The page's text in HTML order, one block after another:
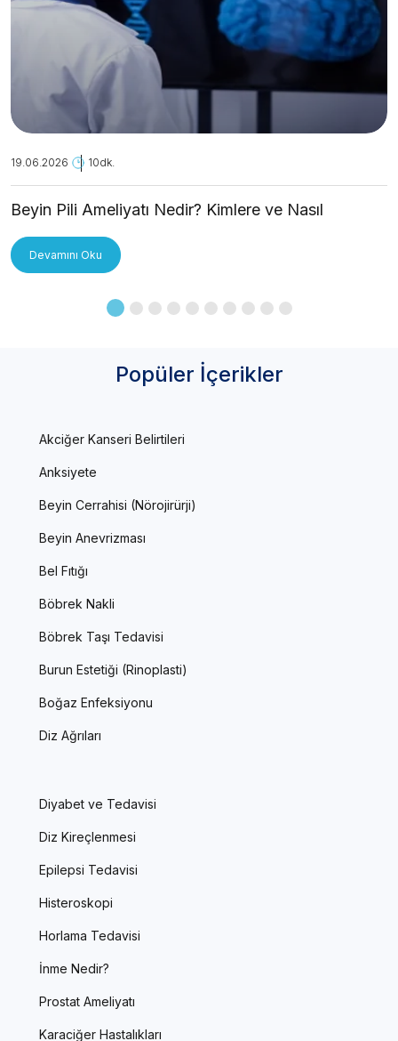
19.06.2026 10dk.
Beyin Pili Ameliyatı Nedir? Kimlere ve Nasıl
Devamını Oku
Popüler İçerikler
Akciğer Kanseri Belirtileri
Anksiyete
Beyin Cerrahisi (Nörojirürji)
Beyin Anevrizması
Bel Fıtığı
Böbrek Nakli
Böbrek Taşı Tedavisi
Burun Estetiği (Rinoplasti)
Boğaz Enfeksiyonu
Diz Ağrıları
Diyabet ve Tedavisi
Diz Kireçlenmesi
Epilepsi Tedavisi
Histeroskopi
Horlama Tedavisi
İnme Nedir?
Prostat Ameliyatı
Karaciğer Hastalıkları